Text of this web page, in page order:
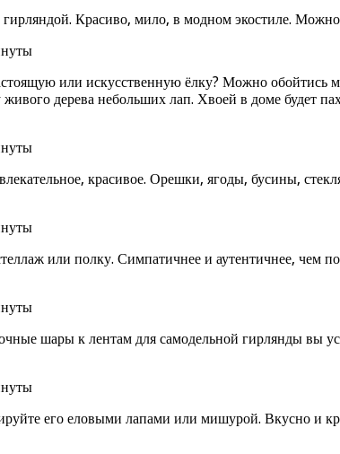
Красиво, мило, в модном экостиле.
или искусственную ёлку? Можно обойтись
дерева небольших лап. Хвоей в доме будет
красивое. Орешки, ягоды, бусины,
или полку. Симпатичнее и аутентичнее, чем
шары к лентам для самодельной гирлянды вы
его еловыми лапами или мишурой. Вкусно и